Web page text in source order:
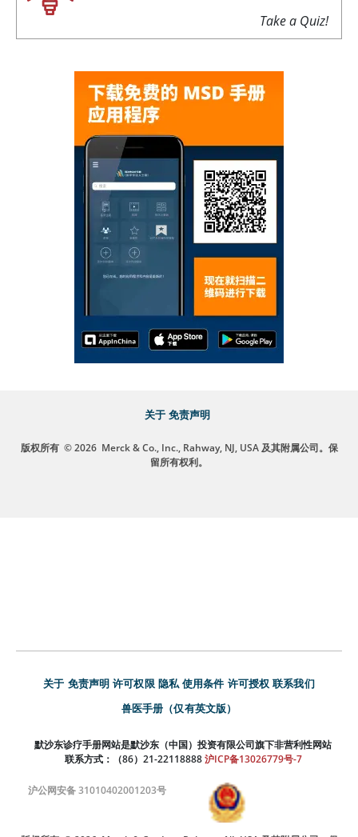
Take a Quiz!
关于 免责声明
版权所有 © 2026 Merck & Co., Inc., Rahway, NJ, USA 及其附属公司。保
留所有权利。
关于 免责声明 许可权限 隐私 使用条件 许可授权 联系我们
兽医手册（仅有英文版）
默沙东诊疗手册网站是默沙东（中国）投资有限公司旗下非营利性网站
联系方式：（86）21-22118888 沪ICP备13026779号-7
沪公网安备 31010402001203号